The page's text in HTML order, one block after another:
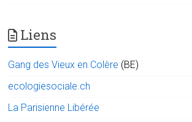
Liens
Gang des Vieux en Colère (BE)
ecologiesociale.ch
La Parisienne Libérée